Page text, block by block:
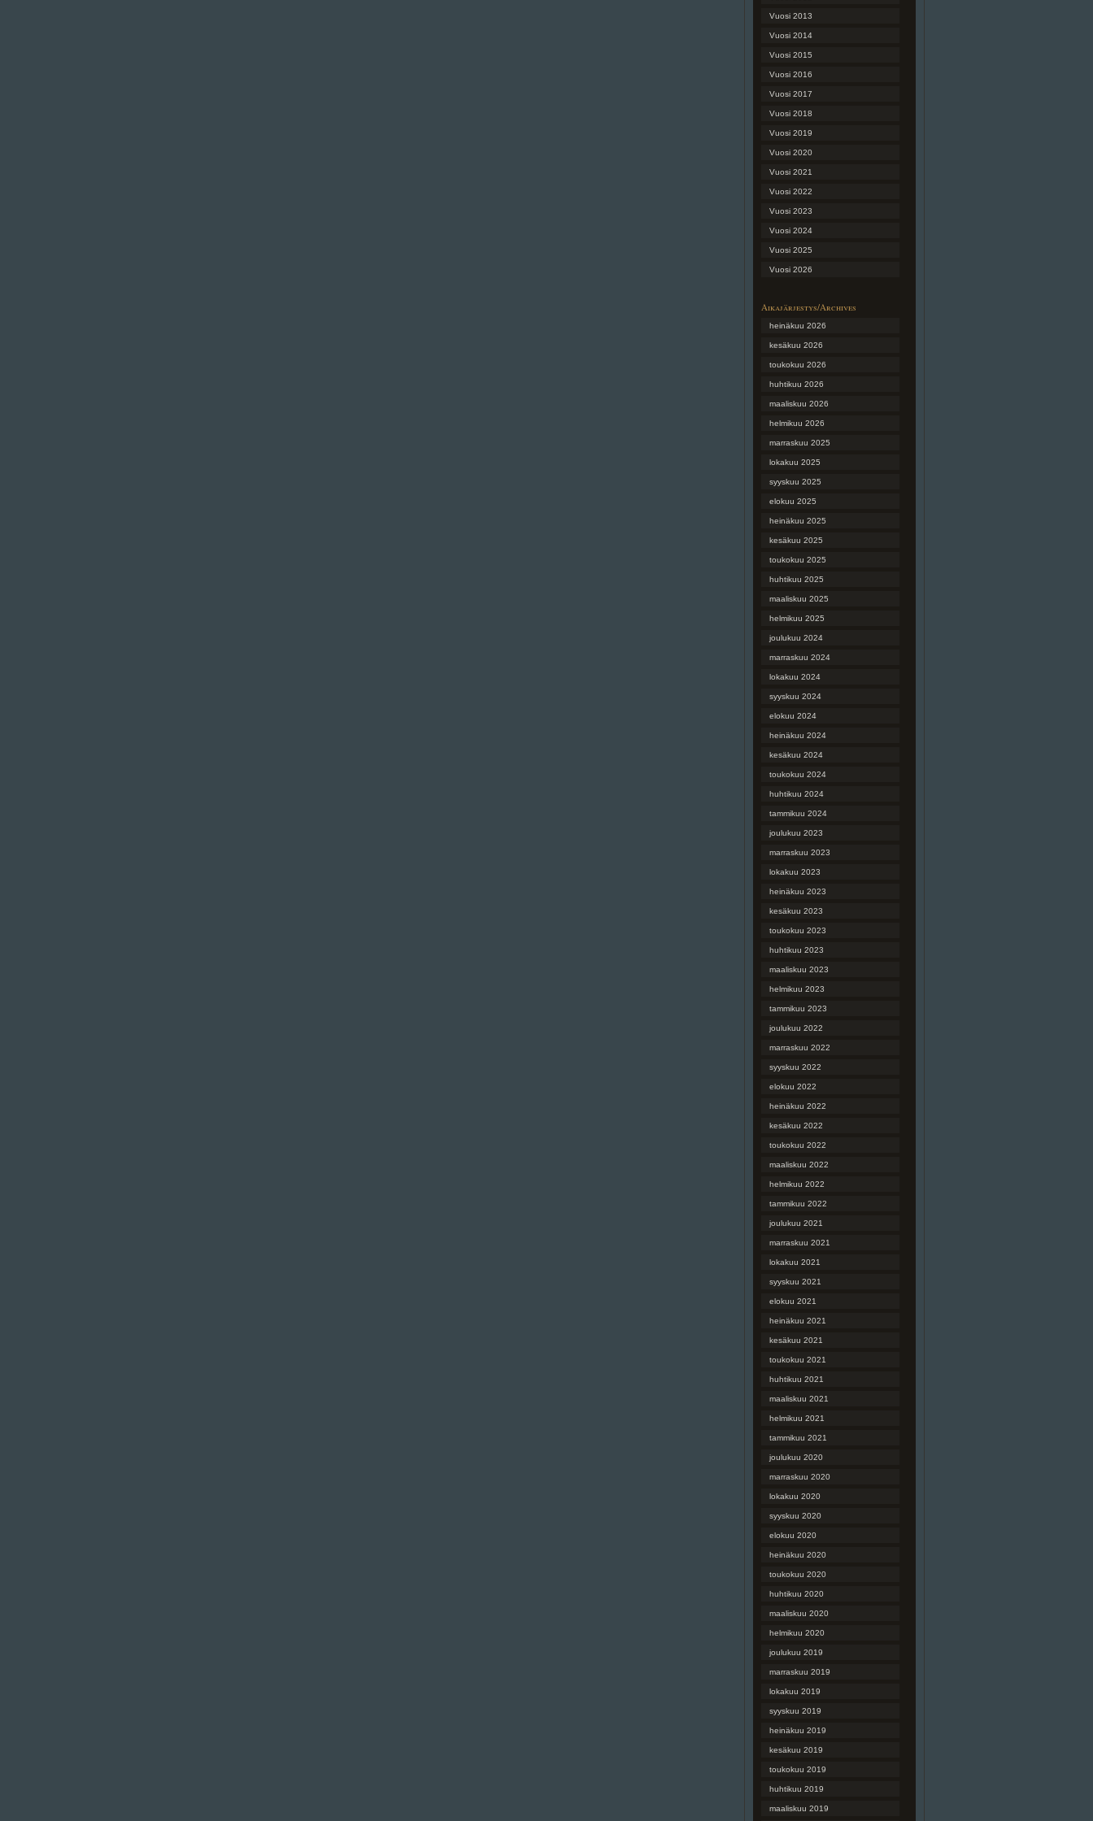
Vuosi 2013
Vuosi 2014
Vuosi 2015
Vuosi 2016
Vuosi 2017
Vuosi 2018
Vuosi 2019
Vuosi 2020
Vuosi 2021
Vuosi 2022
Vuosi 2023
Vuosi 2024
Vuosi 2025
Vuosi 2026
Aikajärjestys/Archives
heinäkuu 2026
kesäkuu 2026
toukokuu 2026
huhtikuu 2026
maaliskuu 2026
helmikuu 2026
marraskuu 2025
lokakuu 2025
syyskuu 2025
elokuu 2025
heinäkuu 2025
kesäkuu 2025
toukokuu 2025
huhtikuu 2025
maaliskuu 2025
helmikuu 2025
joulukuu 2024
marraskuu 2024
lokakuu 2024
syyskuu 2024
elokuu 2024
heinäkuu 2024
kesäkuu 2024
toukokuu 2024
huhtikuu 2024
tammikuu 2024
joulukuu 2023
marraskuu 2023
lokakuu 2023
heinäkuu 2023
kesäkuu 2023
toukokuu 2023
huhtikuu 2023
maaliskuu 2023
helmikuu 2023
tammikuu 2023
joulukuu 2022
marraskuu 2022
syyskuu 2022
elokuu 2022
heinäkuu 2022
kesäkuu 2022
toukokuu 2022
maaliskuu 2022
helmikuu 2022
tammikuu 2022
joulukuu 2021
marraskuu 2021
lokakuu 2021
syyskuu 2021
elokuu 2021
heinäkuu 2021
kesäkuu 2021
toukokuu 2021
huhtikuu 2021
maaliskuu 2021
helmikuu 2021
tammikuu 2021
joulukuu 2020
marraskuu 2020
lokakuu 2020
syyskuu 2020
elokuu 2020
heinäkuu 2020
toukokuu 2020
huhtikuu 2020
maaliskuu 2020
helmikuu 2020
joulukuu 2019
marraskuu 2019
lokakuu 2019
syyskuu 2019
heinäkuu 2019
kesäkuu 2019
toukokuu 2019
huhtikuu 2019
maaliskuu 2019